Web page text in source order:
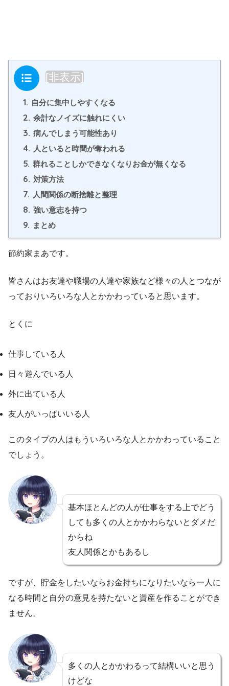
目次 [非表示]
1. 自分に集中しやすくなる
2. 余計なノイズに触れにくい
3. 病んでしまう可能性あり
4. 人といると時間が奪われる
5. 群れることしかできなくなりお金が無くなる
6. 対策方法
7. 人間関係の断捨離と整理
8. 強い意志を持つ
9. まとめ
節約家まあです。
皆さんはお友達や職場の人達や家族など様々の人とつなが
っておりいろいろな人とかかわっていると思います。
とくに
仕事している人
日々遊んでいる人
外に出ている人
友人がいっぱいいる人
このタイプの人はもういろいろな人とかかわっていること
でしょう。
基本ほとんどの人が仕事をする上でどう
しても多くの人とかかわらないとダメだ
からね
友人関係とかもあるし
ですが、貯金をしたいならお金持ちになりたいなら一人に
なる時間と自分の意見を持たないと資産を作ることができ
ません。
多くの人とかかわるって結構いいと思う
けどな